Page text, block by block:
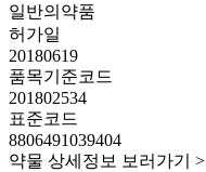
일반의약품
허가일
20180619
품목기준코드
201802534
표준코드
8806491039404
약물 상세정보 보러가기 >